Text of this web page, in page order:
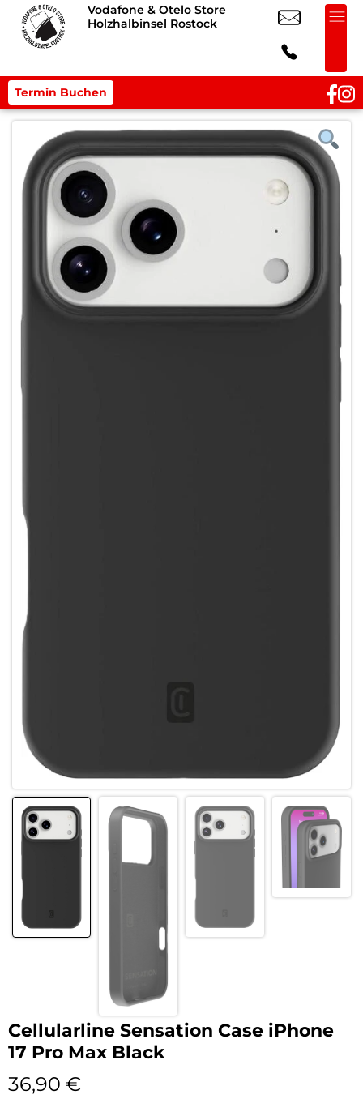
Vodafone & Otelo Store
Holzhalbinsel Rostock
Termin Buchen
Cellularline Sensation Case iPhone
17 Pro Max Black
36,90 €